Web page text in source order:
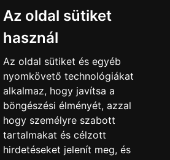
Az oldal sütiket
használ
Az oldal sütiket és egyéb
nyomkövető technológiákat
alkalmaz, hogy javítsa a
böngészési élményét, azzal
hogy személyre szabott
tartalmakat és célzott
hirdetéseket jelenít meg, és
Külterület